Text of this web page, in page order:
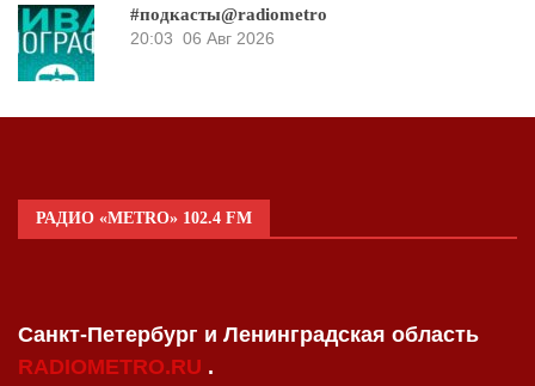
#подкасты@radiometro
20:03 06 Авг 2026
РАДИО «METRO» 102.4 FM
Санкт-Петербург и Ленинградская область
RADIOMETRO.RU .